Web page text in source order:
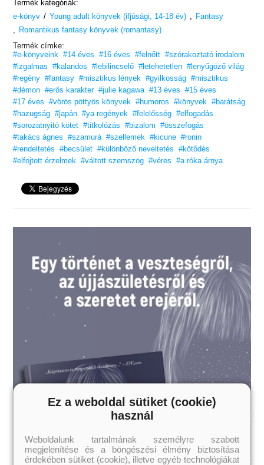
A japán mitológia inspirálta történet a kirobbanóan tehetséges
Julie Kagawa tollából.
Az év legelképesztőbb fantasyje.
„Már az első fejezettől kezdve imádtam, és jobban elbűvölt,
mint bármelyik idén olvasott könyv. Libabőr. Könnyek. Tökéletesség.
Ez a három szó jut róla eszembe, és ahogy haladtam előre,
egyre jobban beleszerettem a történetbe.”
– Melanie, goodreads.com –
„Tele van akcióval, humorral, feszültséggel, horrorral,
bimbózó románccal, ami teljesen lebilincselt.”
– Lerizza Mae, goodreads.com –
Szereted a Vörös pöttyös könyveket?
Vidd haza nyugodtan! Tetszeni fog.
Termék kategóriák:
e-könyv / Young adult könyvek (ifjúsági, 14-18 év)
Fantasy
Romantikus fantasy könyvek (romantasy)
Termék címke:
#e-könyveink #14 éves #16 éves #felnőtt #szórakoztató irodalom
#izgalmas
#kalandos #lebilincselő #letehetetlen #lenyűgöző világ
#regény #fantasy #misztikus lények #gyilkosság #misztikus
#démon #erős karakter #julie kagawa #13 éves
#15 éves
#17 éves
#vörös pöttyös könyvek #humoros #könyvek #barátság
#hazugság #japán #ya regények #felelősség #elfogadás
#sorozatnyitó kötet #titkolózás #bizalom
#összefogás
#takács ágnes
#szamurá #szellemek #kicune #ronin
#rendeltetés
#becsület #különböző neveltetés
#kötődés
#elfojtott érzelmek #váltott szemszög #véres #a róka árnya
Ez a weboldal sütiket (cookie)
használ
Weboldalunk tartalmának személyre szabott
megjelenítése és a böngészési élmény biztosítása
érdekében sütiket (cookie), illetve egyéb technológiákat